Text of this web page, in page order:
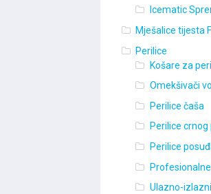
Icematic
Mješalice tijesta
Perilice
Košare za
Omekšivači
Perilice čaša
Perilice
Perilice
Ulazno-